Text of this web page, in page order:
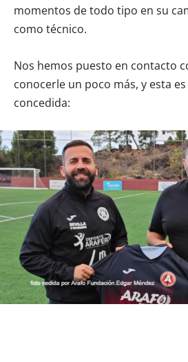
momentos de todo tipo en su
como técnico.
Nos hemos puesto en contacto
conocerle un poco más, y esta
concedida: